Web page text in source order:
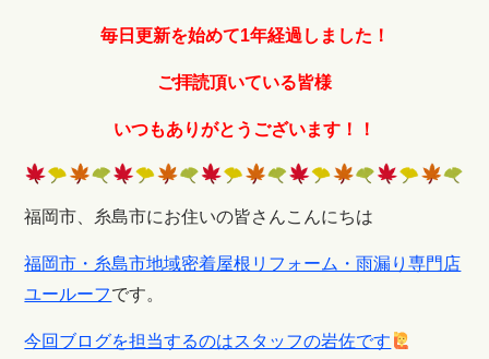
毎日更新を始めて1年経過しました！
ご拝読頂いている皆様
いつもありがとうございます！！
福岡市、糸島市にお住いの皆さんこんにちは
福岡市・糸島市地域密着屋根リフォーム・雨漏り専門店
ユールーフです。
今回ブログを担当するのはスタッフの岩佐です